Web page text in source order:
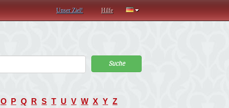
Unser Ziel! Hilfe
Suche
O P Q R S T U V W X Y Z